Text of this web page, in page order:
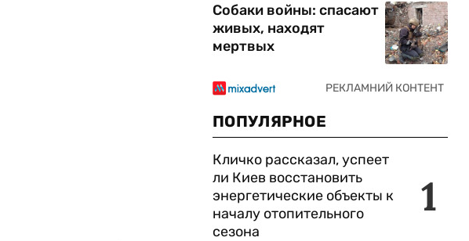
Собаки войны: спасают
живых, находят
мертвых
ПОПУЛЯРНОЕ
1
Кличко рассказал, успеет
ли Киев восстановить
энергетические объекты к
началу отопительного
сезона